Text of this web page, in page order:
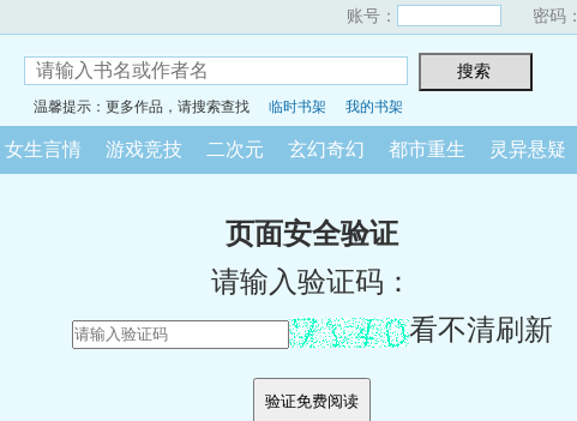
账号： 密码：
温馨提示：更多作品，请搜索查找 临时书架 我的书架
女生言情 游戏竞技 二次元 玄幻奇幻 都市重生 灵异悬疑
页面安全验证
请输入验证码：
看不清刷新